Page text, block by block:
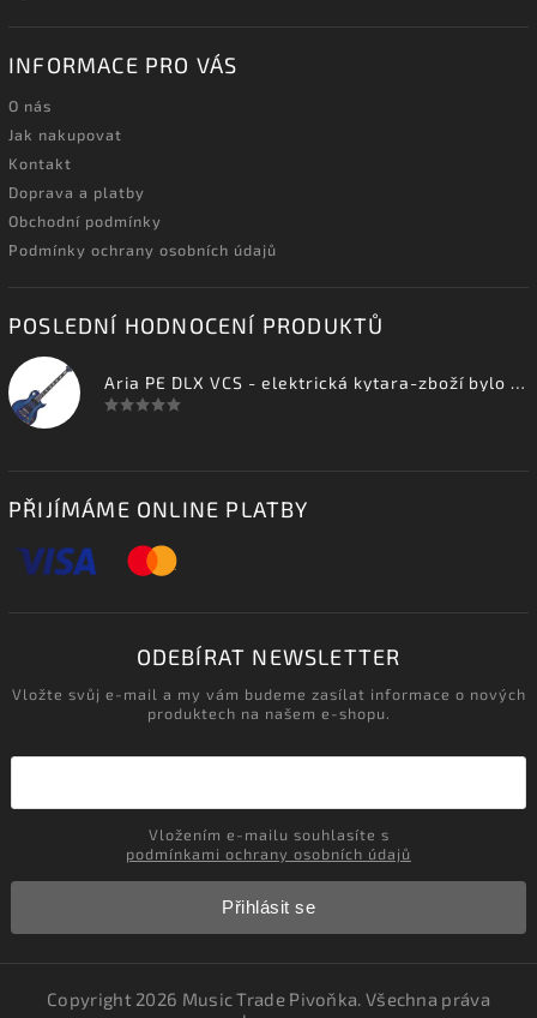
INFORMACE PRO VÁS
O nás
Jak nakupovat
Kontakt
Doprava a platby
Obchodní podmínky
Podmínky ochrany osobních údajů
POSLEDNÍ HODNOCENÍ PRODUKTŮ
Aria PE DLX VCS - elektrická kytara-zboží bylo vystaveno na prodejně
PŘIJÍMÁME ONLINE PLATBY
ODEBÍRAT NEWSLETTER
Vložte svůj e-mail a my vám budeme zasílat informace o nových
produktech na našem e-shopu.
podmínkami ochrany osobních údajů
Přihlásit se
Copyright 2026 Music Trade Pivoňka. Všechna práva